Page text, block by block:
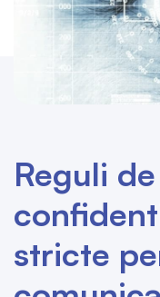
Reguli de
stricte